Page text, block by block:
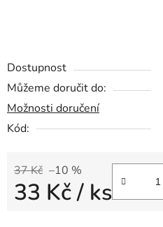
Dostupnost
Můžeme doručit do:
Možnosti doručení
Kód:
37 Kč –10 %
33 Kč/ ks